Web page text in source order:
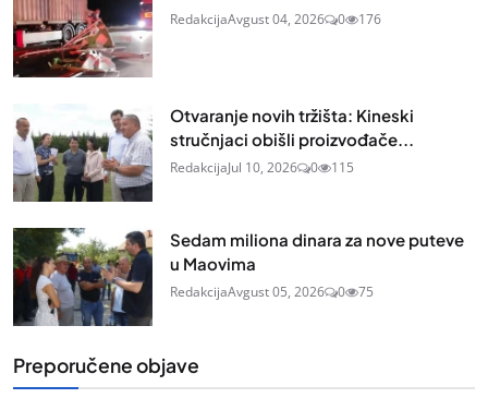
RedakcijaAvgust 04, 2026 0 176
Otvaranje novih tržišta: Kineski
stručnjaci obišli proizvođače...
RedakcijaJul 10, 2026 0 115
Sedam miliona dinara za nove puteve
u Maovima
RedakcijaAvgust 05, 2026 0 75
Preporučene objave